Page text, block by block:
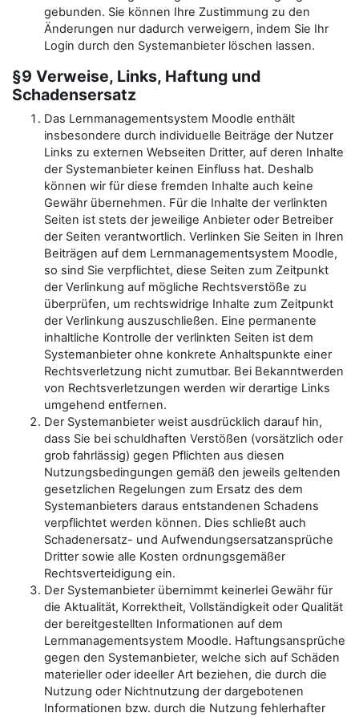
gebunden. Sie können Ihre Zustimmung zu den
Änderungen nur dadurch verweigern, indem Sie Ihr
Login durch den Systemanbieter löschen lassen.
§9 Verweise, Links, Haftung und
Schadensersatz
Das Lernmanagementsystem Moodle enthält
insbesondere durch individuelle Beiträge der Nutzer
Links zu externen Webseiten Dritter, auf deren Inhalte
der Systemanbieter keinen Einfluss hat. Deshalb
können wir für diese fremden Inhalte auch keine
Gewähr übernehmen. Für die Inhalte der verlinkten
Seiten ist stets der jeweilige Anbieter oder Betreiber
der Seiten verantwortlich. Verlinken Sie Seiten in Ihren
Beiträgen auf dem Lernmanagementsystem Moodle,
so sind Sie verpflichtet, diese Seiten zum Zeitpunkt
der Verlinkung auf mögliche Rechtsverstöße zu
überprüfen, um rechtswidrige Inhalte zum Zeitpunkt
der Verlinkung auszuschließen. Eine permanente
inhaltliche Kontrolle der verlinkten Seiten ist dem
Systemanbieter ohne konkrete Anhaltspunkte einer
Rechtsverletzung nicht zumutbar. Bei Bekanntwerden
von Rechtsverletzungen werden wir derartige Links
umgehend entfernen.
Der Systemanbieter weist ausdrücklich darauf hin,
dass Sie bei schuldhaften Verstößen (vorsätzlich oder
grob fahrlässig) gegen Pflichten aus diesen
Nutzungsbedingungen gemäß den jeweils geltenden
gesetzlichen Regelungen zum Ersatz des dem
Systemanbieters daraus entstandenen Schadens
verpflichtet werden können. Dies schließt auch
Schadenersatz- und Aufwendungsersatzansprüche
Dritter sowie alle Kosten ordnungsgemäßer
Rechtsverteidigung ein.
Der Systemanbieter übernimmt keinerlei Gewähr für
die Aktualität, Korrektheit, Vollständigkeit oder Qualität
der bereitgestellten Informationen auf dem
Lernmanagementsystem Moodle. Haftungsansprüche
gegen den Systemanbieter, welche sich auf Schäden
materieller oder ideeller Art beziehen, die durch die
Nutzung oder Nichtnutzung der dargebotenen
Informationen bzw. durch die Nutzung fehlerhafter